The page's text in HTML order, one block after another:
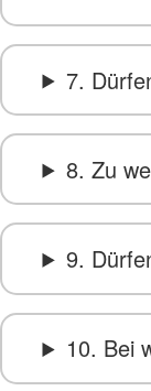
7.
8. Zu
9.
10. Bei